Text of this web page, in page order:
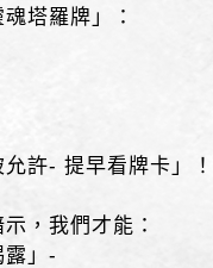
塔羅牌」：
允許- 提早看牌卡」
，我們才能：
露」-